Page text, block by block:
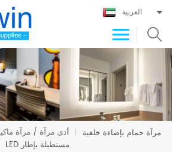
العربية
أدى مرآة / مرآة |
LED مستطيلة بإطار